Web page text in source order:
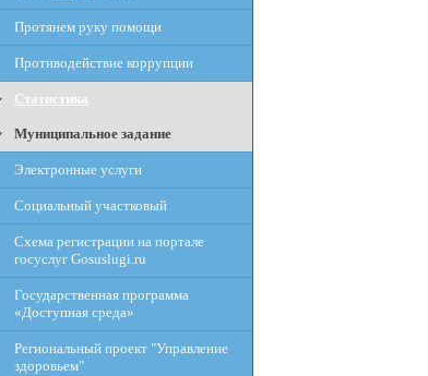
Протянем руку помощи
Противодействие коррупции
Статистика
Муниципальное задание
Электронные услуги
Социальный участковый
Схема регистрации на портале
госуслуг Gosuslugi.ru
Государственная программа
«Доступная среда»
Региональный проект "Управление
здоровьем"